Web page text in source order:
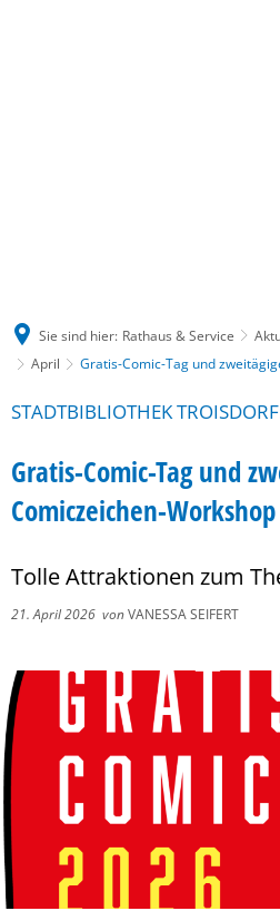
Sie sind hier: Rathaus & Service
April
Gratis-Comic-Tag und
STADTBIBLIOTHEK
Gratis-Comic-Tag und
Comiczeichen-Workshop
Tolle Attraktionen zum
21. April 2026 vonVANESSA SEIFERT